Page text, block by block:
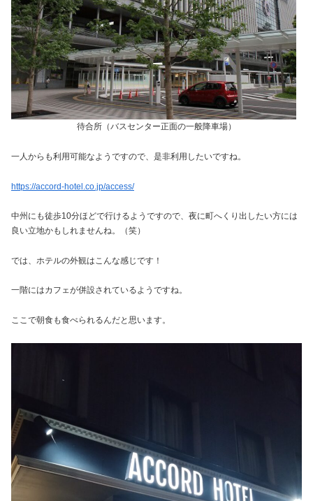
待合所（バスセンター正面の一般降車場）
一人からも利用可能なようですので、是非利用したいですね。
https://accord-hotel.co.jp/access/
中州にも徒歩10分ほどで行けるようですので、夜に町へくり出したい方には
良い立地かもしれませんね。（笑）
では、ホテルの外観はこんな感じです！
一階にはカフェが併設されているようですね。
ここで朝食も食べられるんだと思います。